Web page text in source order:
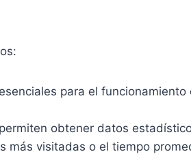
para el
obtener datos
más visitadas o el tiempo